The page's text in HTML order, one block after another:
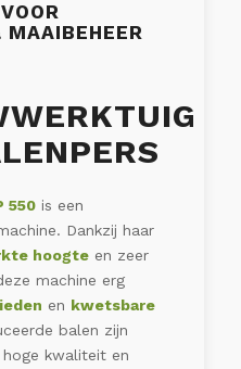
550is een
Dankzij haar
hoogteen zeer
machine erg
en kwetsbare
balen zijn
kwaliteit en